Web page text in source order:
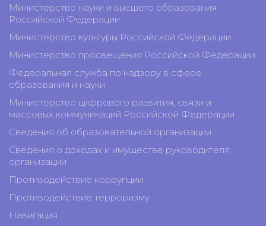
Министерство науки и высшего образования
Российской Федерации
Министерство культуры Российской Федерации
Министерство просвещения Российской Федерации
Федеральная служба по надзору в сфере
образования и науки
Министерство цифрового развития, связи и
массовых коммуникаций Российской Федерации
Сведения об образовательной организации
Сведения о доходах и имуществе руководителя
организации
Противодействие коррупции
Противодействие терроризму
Навигация